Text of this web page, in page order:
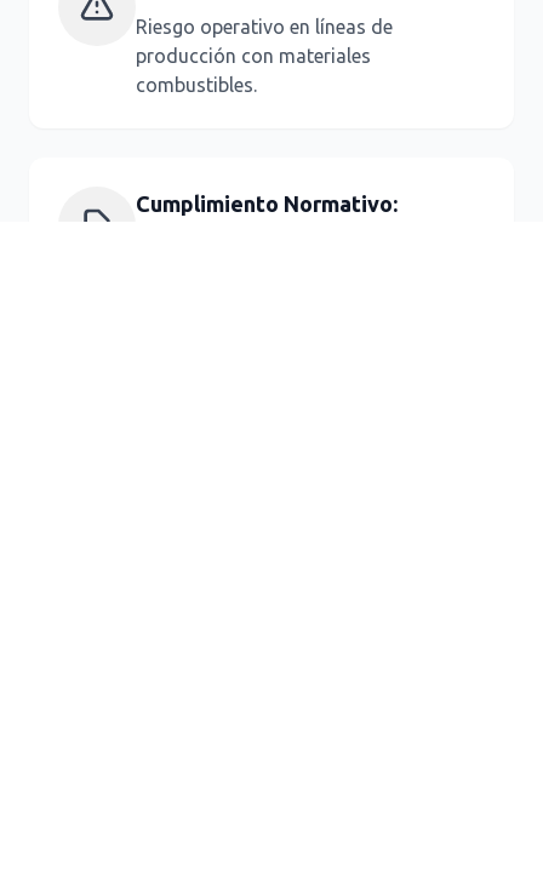
Riesgo operativo en líneas de
producción con materiales
combustibles.
Cumplimiento Normativo: